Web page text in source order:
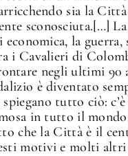
sia la Città
sconosciuta.[…]
la guerra,
i Cavalieri di
negli ultimi 90
è diventato
tutto ciò:
in tutto il
che la Città è il
motivi e molti altri